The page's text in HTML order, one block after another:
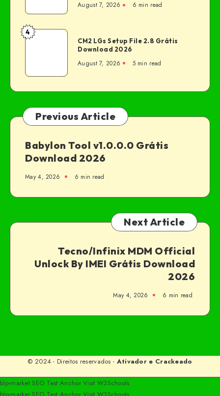
August 7, 2026 6 min read
4
CM2 LGs Setup File 2.8 Grátis
Download 2026
August 7, 2026 5 min read
Previous Article
Babylon Tool v1.0.0.0 Grátis
Download 2026
May 4, 2026 6 min read
Next Article
Tecno/Infinix MDM Official
Unlock By IMEI Grátis Download
2026
May 4, 2026 6 min read
© 2024 - Direitos reservados - Ativador e Crackeado
blp-market SEO Test Anchor Visit W3Schools
blp-market SEO Test Anchor Visit W3Schools